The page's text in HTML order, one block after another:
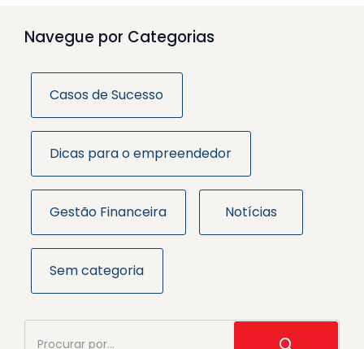
Navegue por Categorias
Casos de Sucesso
Dicas para o empreendedor
Gestão Financeira Notícias
Sem categoria